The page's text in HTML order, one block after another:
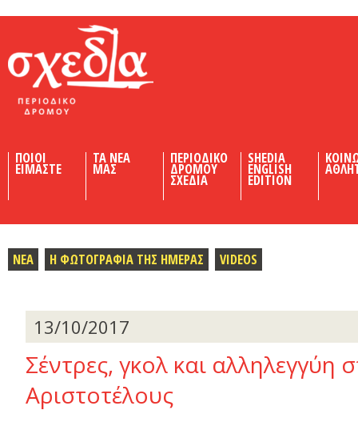
ΠΟΙΟΙ
ΕΙΜΑΣΤΕ
ΤΑ ΝΕΑ
ΜΑΣ
ΠΕΡΙΟΔΙΚΟ
ΔΡΟΜΟΥ
ΣΧΕΔΙΑ
SHEDIA
ENGLISH
EDITION
ΝΕΑ Η ΦΩΤΟΓΡΑΦΙΑ ΤΗΣ ΗΜΕΡΑΣ VIDEOS
13/10/2017
Σέντρες, γκολ και αλληλεγγύη
Αριστοτέλους